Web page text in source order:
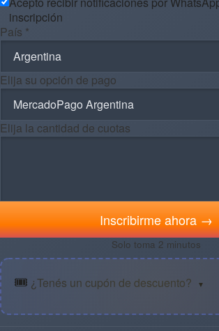
inscripción
País *
Elija su opción de pago
Elija la cantidad de cuotas
Inscribirme ahora →
Solo toma 2 minutos
🎟️ ¿Tenés un cupón de descuento? ▼